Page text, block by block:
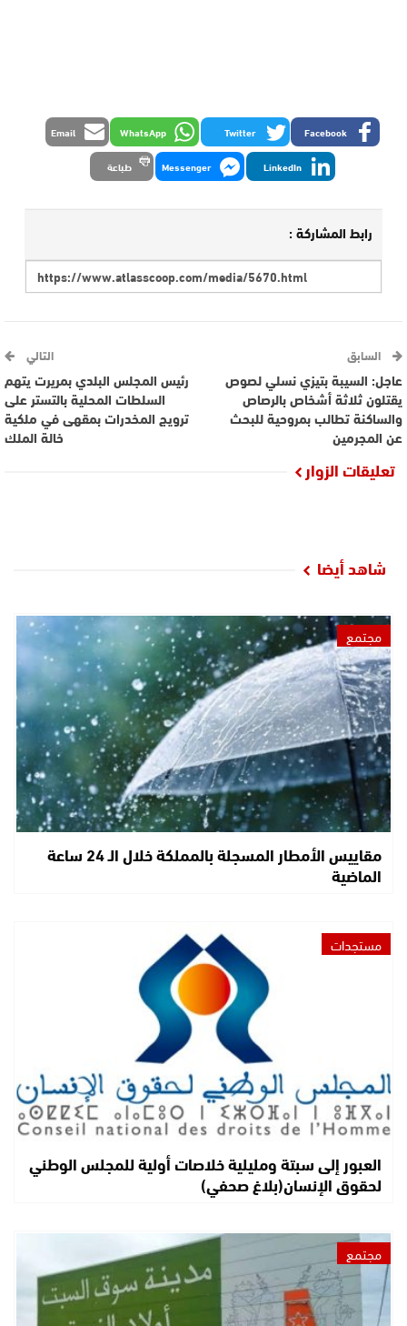
Facebook
Twitter
WhatsApp
Email
LinkedIn
Messenger طباعة
رابط المشاركة :
السابق
عاجل: السيبة بتيزي نسلي لصوص
يقتلون ثلاثة أشخاص بالرصاص
والساكنة تطالب بمروحية للبحث
عن المجرمين
التالي
رئيس المجلس البلدي بمريرت يتهم
السلطات المحلية بالتستر على
ترويج المخدرات بمقهى في ملكية
خالة الملك
تعليقات الزوار
شاهد أيضا
مجتمع
مقاييس الأمطار المسجلة بالمملكة خلال الـ 24 ساعة
الماضية
مستجدات
العبور إلى سبتة ومليلية خلاصات أولية للمجلس الوطني
لحقوق الإنسان(بلاغ صحفي)
مجتمع